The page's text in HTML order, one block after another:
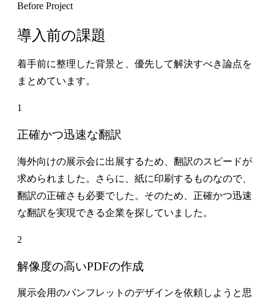
Before Project
導入前の課題
着手前に整理した背景と、優先して解決すべき論点を
まとめています。
1
正確かつ迅速な翻訳
海外向けの展示会に出展するため、翻訳のスピードが
求められました。さらに、紙に印刷するものなので、
翻訳の正確さも必要でした。そのため、正確かつ迅速
な翻訳を実現できる企業を探していました。
2
解像度の高いPDFの作成
展示会用のパンフレットのデザインを依頼しようと思